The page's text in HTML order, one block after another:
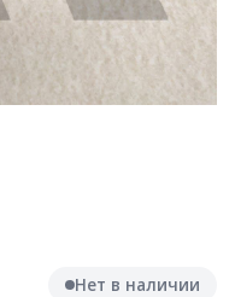
Нет в наличии